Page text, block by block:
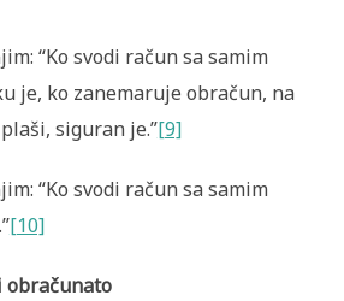
“Ko svodi račun sa samim
je, ko zanemaruje obračun, na
siguran je.”[9]
“Ko svodi račun sa samim
[10]
obračunato